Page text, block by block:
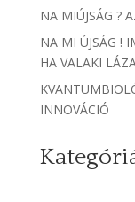
NA MIÚJSÁG ?
NA MI ÚJSÁG !
HA VALAKI
INNOVÁCIÓ